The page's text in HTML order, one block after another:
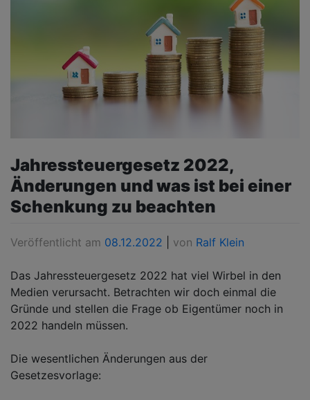
Jahressteuergesetz 2022,
Änderungen und was ist bei einer
Schenkung zu beachten
Veröffentlicht am 08.12.2022 von Ralf Klein
Das Jahressteuergesetz 2022 hat viel Wirbel in den
Medien verursacht. Betrachten wir doch einmal die
Gründe und stellen die Frage ob Eigentümer noch in
2022 handeln müssen.
Die wesentlichen Änderungen aus der
Gesetzesvorlage: